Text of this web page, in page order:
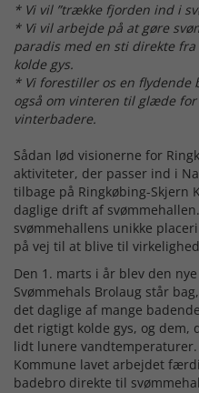
* Vi vil ”trække fjorden ind i
* Vi vil arbejde på at gøre
paradis med en sti direkte
kolde gys.
* Vi forestiller os en
også om vinteren til glæde
vinterbadere.
Sådan lød visionerne for
aktiviteter, der passer ind i
tilbage på Ringkøbing-Skjern
daglige drift af
svømmehallens unikke
på vej til at blive til
Den 1. marts i år blev den
Svømmehals Brolaug står
det daglige af mange
det rigtigt kolde gys, og dem,
lidt lunere
Kommune lavet arbejdet
badebro direkte til